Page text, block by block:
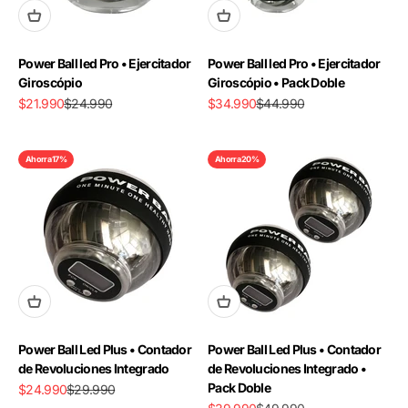
Power Ball led Pro • Ejercitador
Giroscópio
Precio de oferta
$21.990Precio normal
$24.990
Power Ball led Pro • Ejercitador
Giroscópio • Pack Doble
Precio de oferta
$34.990Precio normal
$44.990
Ahorra 17%
Power Ball Led Plus • Contador
de Revoluciones Integrado
Precio de oferta
$24.990Precio normal
$29.990
Ahorra 20%
Power Ball Led Plus • Contador
de Revoluciones Integrado •
Pack Doble